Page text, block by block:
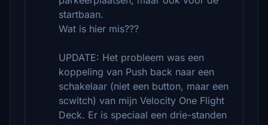
startbaan.
Wat is hier mis???
UPDATE: Het probleem was een
koppeling van Push back naar een
schakelaar (niet een button, maar een
scwitch) van mijn Velocity One Flight
Deck. Er is speciaal een drie-standen